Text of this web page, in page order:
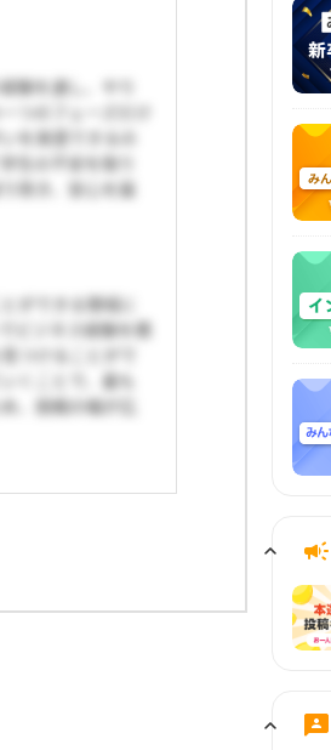
験を通し、やり
つのフェーズだけ
を実感できるの
生の不安を取り
除き、安心を届
ができる領域に
ビジネス経験を積
つけることがで
くことで、最も
、挑戦の幅が広